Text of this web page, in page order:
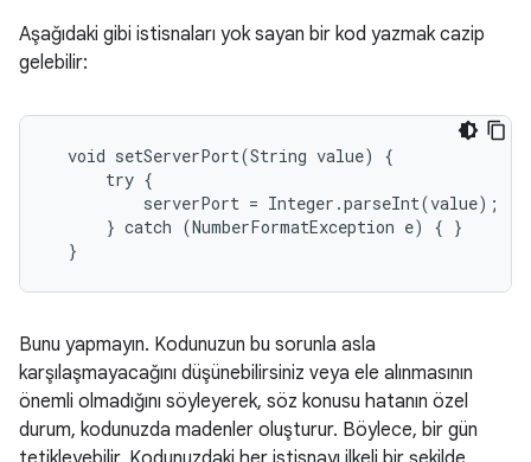
Aşağıdaki gibi istisnaları yok sayan bir kod yazmak cazip
gelebilir:
  void setServerPort(String value) {
      try {
          serverPort = Integer.parseInt(value);
      } catch (NumberFormatException e) { }
  }
Bunu yapmayın. Kodunuzun bu sorunla asla
karşılaşmayacağını düşünebilirsiniz veya ele alınmasının
önemli olmadığını söyleyerek, söz konusu hatanın özel
durum, kodunuzda madenler oluşturur. Böylece, bir gün